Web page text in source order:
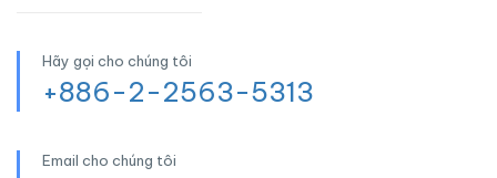
Hãy gọi cho chúng tôi
+886-2-2563-5313
Email cho chúng tôi